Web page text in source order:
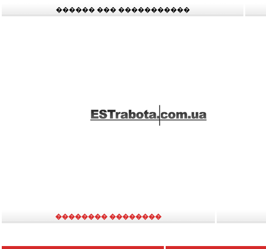
������ ��� �����������
�������� ��������